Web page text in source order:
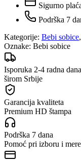
Sigurno
Podrška 7
Kategorije: Bebi sobice,
Oznake: Bebi sobice
Isporuka 2-4 radna dana
širom Srbije
Garancija kvaliteta
Premium HD štampa
Podrška 7 dana
Pomoć pri izboru i